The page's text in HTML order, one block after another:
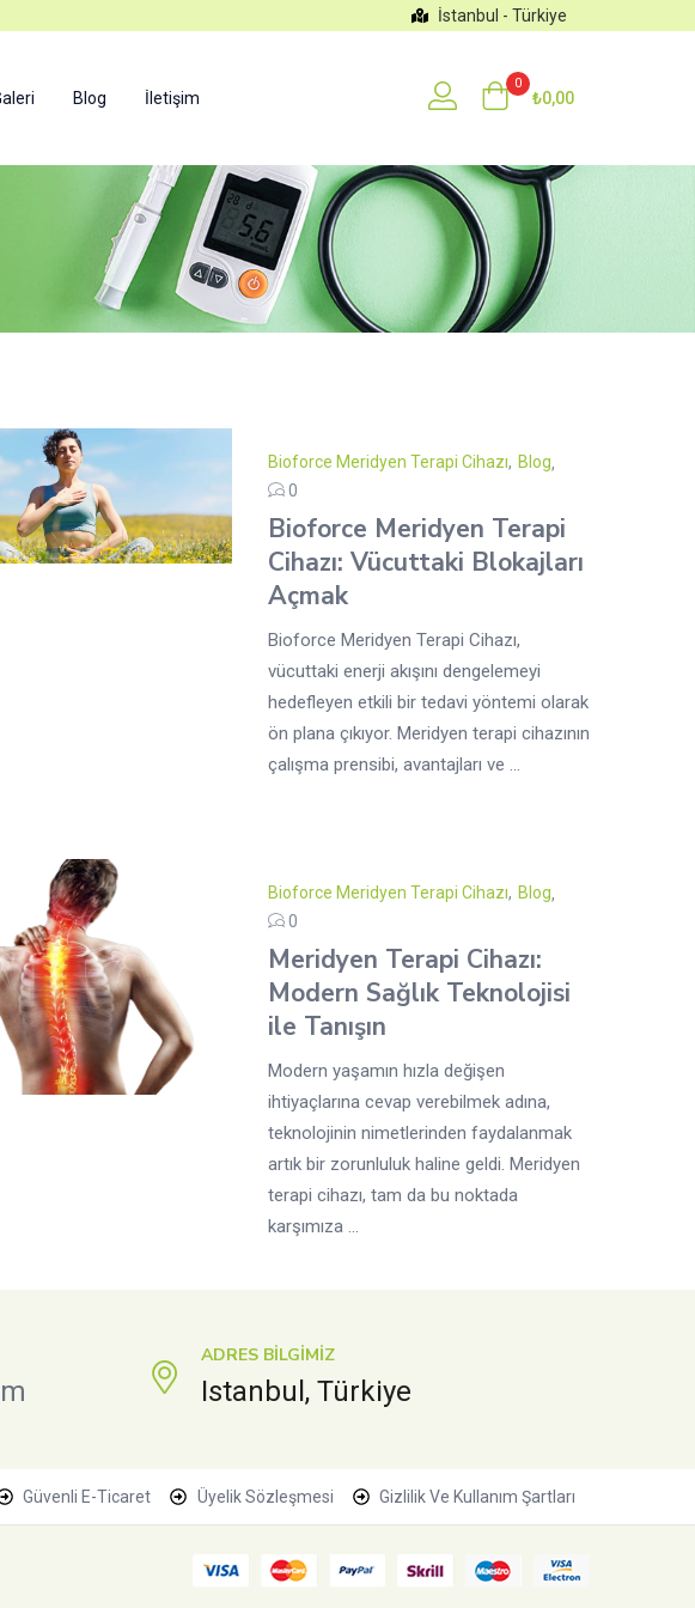
İstanbul - Türkiye
Blog İletişim
0
₺0,00
Bioforce Meridyen Terapi Cihazı, Blog
0
Bioforce Meridyen Terapi
Cihazı: Vücuttaki Blokajları
Açmak
Bioforce Meridyen Terapi Cihazı,
vücuttaki enerji akışını dengelemeyi
hedefleyen etkili bir tedavi yöntemi olarak
ön plana çıkıyor. Meridyen terapi cihazının
çalışma prensibi, avantajları ve ...
Bioforce Meridyen Terapi Cihazı, Blog
0
Meridyen Terapi Cihazı:
Modern Sağlık Teknolojisi
ile Tanışın
Modern yaşamın hızla değişen
ihtiyaçlarına cevap verebilmek adına,
teknolojinin nimetlerinden faydalanmak
artık bir zorunluluk haline geldi. Meridyen
terapi cihazı, tam da bu noktada
karşımıza ...
ADRES BILGIMIZ
Istanbul, Türkiye
Güvenli E-Ticaret Üyelik Sözleşmesi Gizlilik Ve Kullanım Şartları